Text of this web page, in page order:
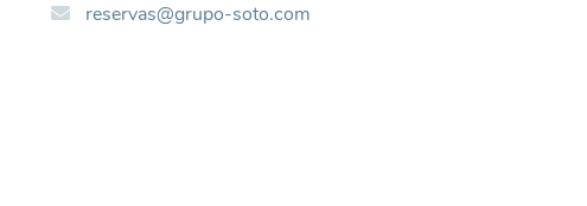
reservas@grupo-soto.com